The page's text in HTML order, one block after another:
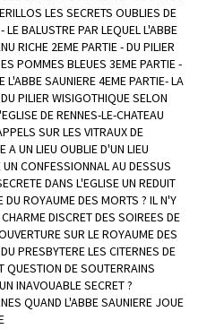
LES SECRETS OUBLIES DE
LE BALUSTRE PAR LEQUEL L'ABBE
RICHE 2EME PARTIE - DU PILIER
POMMES BLEUES 3EME PARTIE -
L'ABBE SAUNIERE 4EME PARTIE- LA
PILIER WISIGOTHIQUE SELON
DE RENNES-LE-CHATEAU
SUR LES VITRAUX DE
A UN LIEU OUBLIE D'UN LIEU
CONFESSIONNAL AU DESSUS
DANS L'EGLISE UN REDUIT
DU ROYAUME DES MORTS ? IL N'Y
DISCRET DES SOIREES DE
SUR LE ROYAUME DES
PRESBYTERE LES CITERNES DE
QUESTION DE SOUTERRAINS
INAVOUABLE SECRET ?
QUAND L'ABBE SAUNIERE JOUE